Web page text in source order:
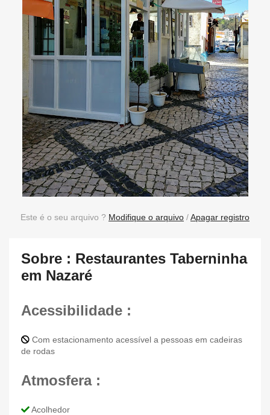
Este é o seu arquivo ? Modifique o arquivo /Apagar registro
Sobre : Restaurantes Taberninha
em Nazaré
Acessibilidade :
Com estacionamento acessível a pessoas em cadeiras
de rodas
Atmosfera :
Acolhedor